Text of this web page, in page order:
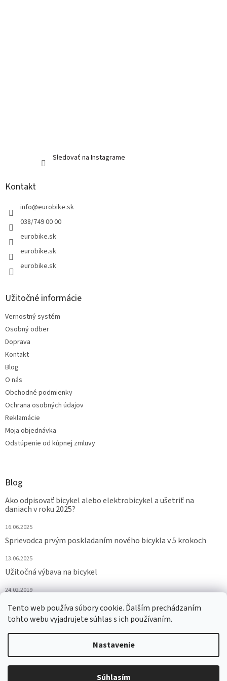
Tento web používa súbory cookie. Ďalším prechádzaním
tohto webu vyjadrujete súhlas s ich používaním.
Nastavenie
Súhlasím
Sledovať na Instagrame
Kontakt
info@eurobike.sk
038/749 00 00
eurobike.sk
eurobike.sk
eurobike.sk
Užitočné informácie
Vernostný systém
Osobný odber
Doprava
Kontakt
Blog
O nás
Obchodné podmienky
Ochrana osobných údajov
Reklamácie
Moja objednávka
Odstúpenie od kúpnej zmluvy
Blog
Ako odpisovať bicykel alebo elektrobicykel a ušetriť na
daniach v roku 2025?
16.06.2025
Sprievodca prvým poskladaním nového bicykla v 5 krokoch
13.06.2025
Užitočná výbava na bicykel
24.02.2019
ARCHÍV
Vytvoril Shoptet
eurobike.sk. Všetky práva vyhradené.